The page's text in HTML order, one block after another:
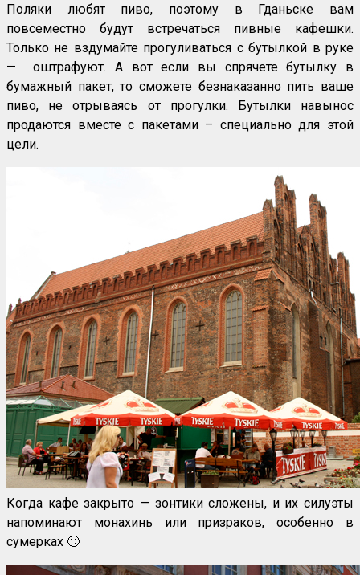
Поляки любят пиво, поэтому в Гданьске вам
повсеместно будут встречаться пивные кафешки.
Только не вздумайте прогуливаться с бутылкой в руке
— оштрафуют. А вот если вы спрячете бутылку в
бумажный пакет, то сможете безнаказанно пить ваше
пиво, не отрываясь от прогулки. Бутылки навынос
продаются вместе с пакетами – специально для этой
цели.
Когда кафе закрыто — зонтики сложены, и их силуэты
напоминают монахинь или призраков, особенно в
сумерках 🙂